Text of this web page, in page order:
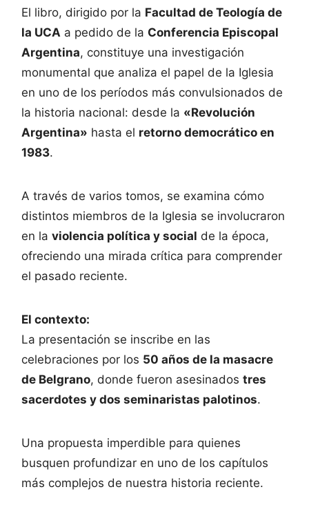
El libro, dirigido por la Facultad de Teología de
la UCA a pedido de la Conferencia Episcopal
Argentina, constituye una investigación
monumental que analiza el papel de la Iglesia
en uno de los períodos más convulsionados de
la historia nacional: desde la «Revolución
Argentina» hasta el retorno democrático en
1983.
A través de varios tomos, se examina cómo
distintos miembros de la Iglesia se involucraron
en la violencia política y social de la época,
ofreciendo una mirada crítica para comprender
el pasado reciente.
El contexto:
La presentación se inscribe en las
celebraciones por los 50 años de la masacre
de Belgrano, donde fueron asesinados tres
sacerdotes y dos seminaristas palotinos.
Una propuesta imperdible para quienes
busquen profundizar en uno de los capítulos
más complejos de nuestra historia reciente.